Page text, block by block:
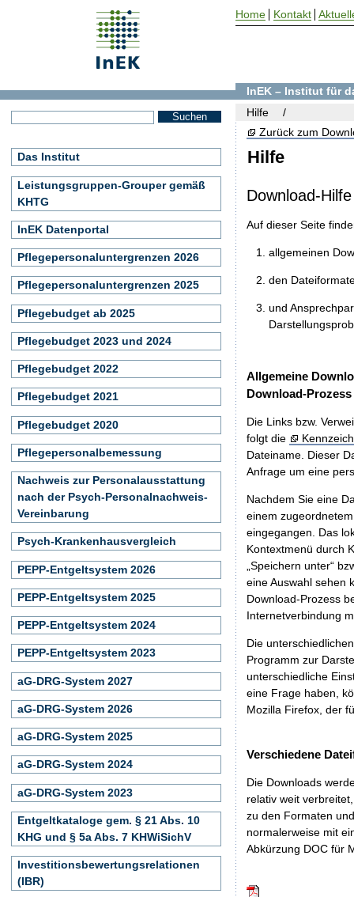
Hilfe
Zurück zum
Download-Hilfe
Auf dieser Seite
allgemeinen
den
und
Allgemeine
Download-Prozess
Die Links bzw.
folgt die
Dateiname. Dieser
Anfrage um eine
Nachdem Sie eine
einem
eingegangen. Das
Kontextmenü durch
„Speichern unter“
eine Auswahl sehen
Download-Prozess
Internetverbindung
Die
Programm zur
unterschiedliche
eine Frage haben,
Mozilla Firefox, der
Verschiedene
Die Downloads
relativ weit
zu den Formaten
normalerweise mit
Abkürzung DOC für
InEK – Institut für
Hilfe
Das Institut
Leistungsgruppen-Grouper gemäß
KHTG
InEK Datenportal
Pflegepersonaluntergrenzen 2026
Pflegepersonaluntergrenzen 2025
Pflegebudget ab 2025
Pflegebudget 2023 und 2024
Pflegebudget 2022
Pflegebudget 2021
Pflegebudget 2020
Pflegepersonalbemessung
Nachweis zur Personalausstattung
nach der Psych-Personalnachweis-
Vereinbarung
Psych-Krankenhausvergleich
PEPP-Entgeltsystem 2026
PEPP-Entgeltsystem 2025
PEPP-Entgeltsystem 2024
PEPP-Entgeltsystem 2023
aG-DRG-System 2027
aG-DRG-System 2026
aG-DRG-System 2025
aG-DRG-System 2024
aG-DRG-System 2023
Entgeltkataloge gem. § 21 Abs. 10
KHG und § 5a Abs. 7 KHWiSichV
Investitionsbewertungsrelationen
(IBR)
Home Kontakt